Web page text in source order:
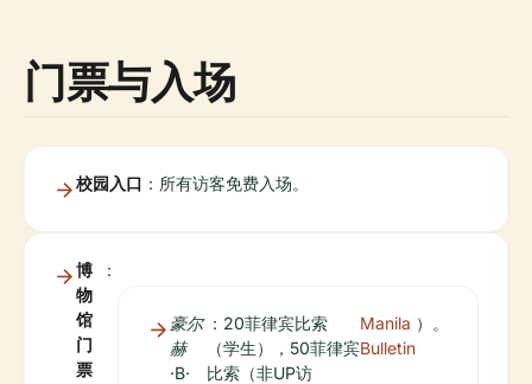
门票与入场
校园入口 ：所有访客免费入场。
博
物
馆
门
票
：
豪尔
赫
·B·
：20菲律宾比索
（学生），50菲律宾
比索（非UP访
Manila
Bulletin
）。